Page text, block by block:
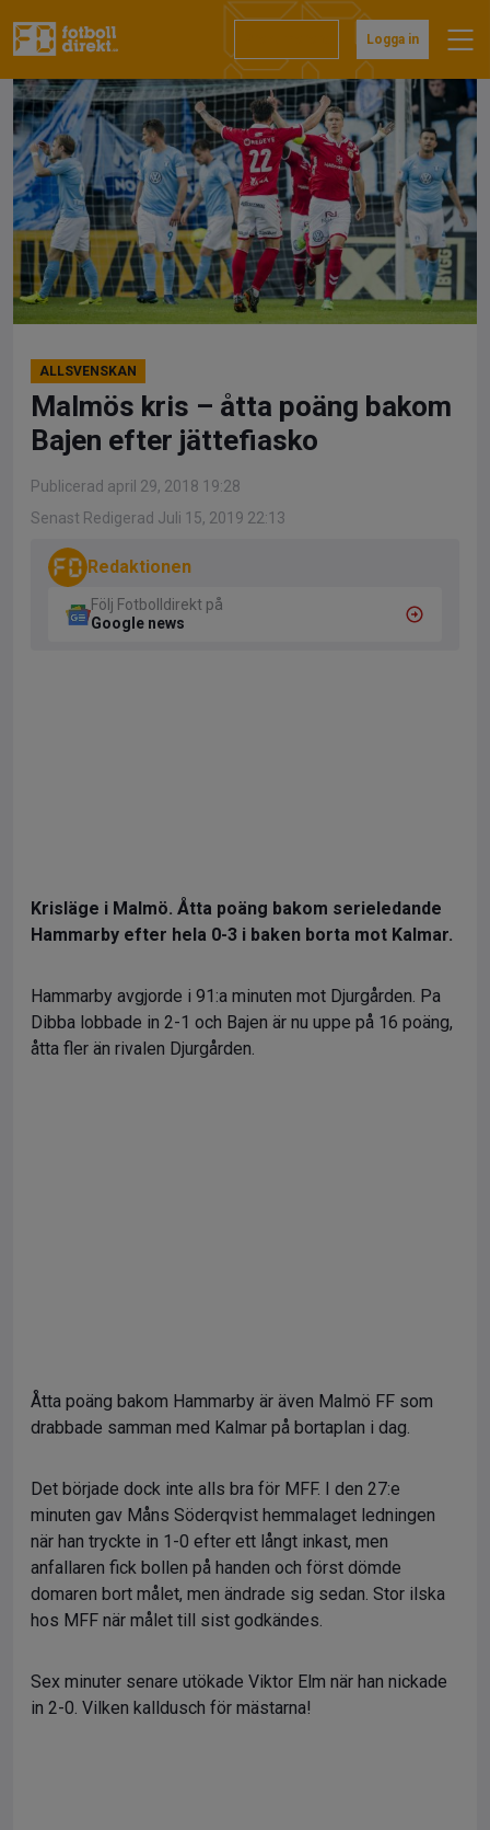
till
Logga in
ALLSVENSKAN
Malmös kris – åtta poäng bakom
Bajen efter jättefiasko
Publicerad april 29, 2018 19:28
Senast Redigerad Juli 15, 2019 22:13
Redaktionen
Följ Fotbolldirekt på
Google news
Krisläge i Malmö. Åtta poäng bakom serieledande
Hammarby efter hela 0-3 i baken borta mot Kalmar.
Hammarby avgjorde i 91:a minuten mot Djurgården. Pa
Dibba lobbade in 2-1 och Bajen är nu uppe på 16 poäng,
åtta fler än rivalen Djurgården.
Åtta poäng bakom Hammarby är även Malmö FF som
drabbade samman med Kalmar på bortaplan i dag.
Det började dock inte alls bra för MFF. I den 27:e
minuten gav Måns Söderqvist hemmalaget ledningen
när han tryckte in 1-0 efter ett långt inkast, men
anfallaren fick bollen på handen och först dömde
domaren bort målet, men ändrade sig sedan. Stor ilska
hos MFF när målet till sist godkändes.
Sex minuter senare utökade Viktor Elm när han nickade
in 2-0. Vilken kalldusch för mästarna!